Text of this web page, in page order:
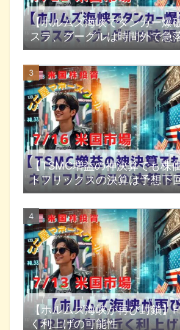
【ホルムズ海峡でタンカー爆
スラ、グーグルは時間外で急
【TSMC増益の神決算でも株
トフリックスの決算は予想下
【ホルムズ海峡が再び封鎖】
く利上げの可能性